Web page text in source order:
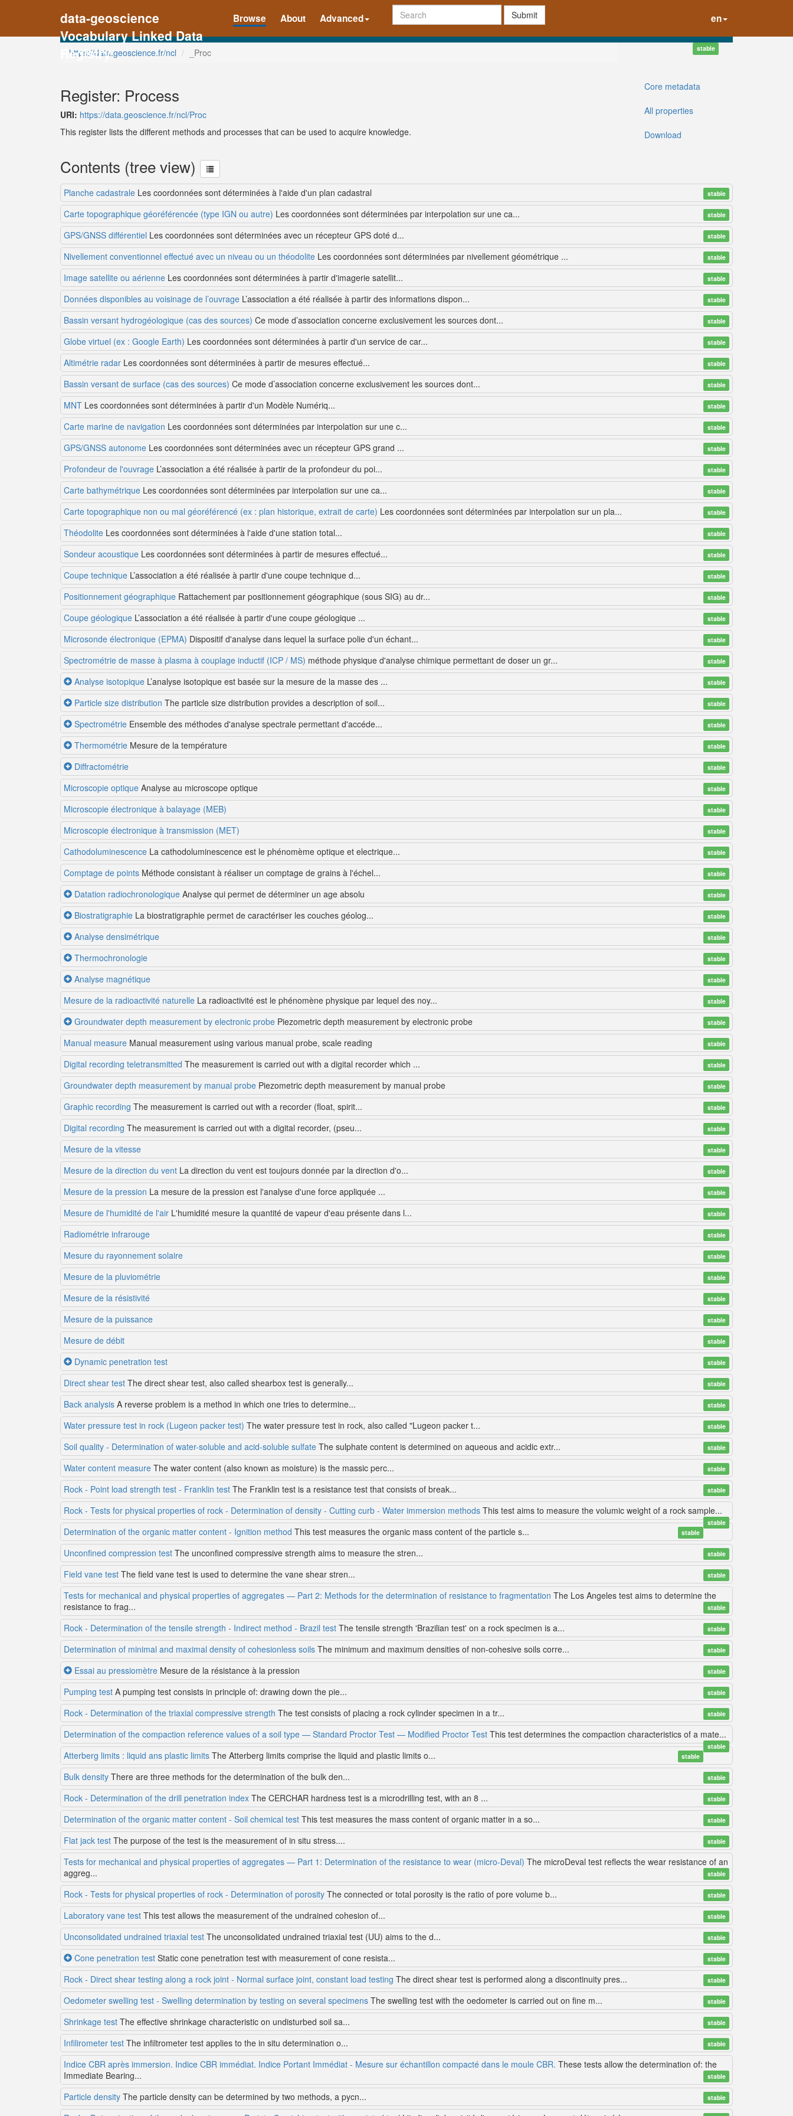
data-geoscience
Vocabulary Linked Data
Registry
Browse About Advanced Submit en
https://data.geoscience.fr/ncl _Proc stable
Register: Process
URI: https://data.geoscience.fr/ncl/Proc
This register lists the different methods and processes that can be used to acquire knowledge.
Core metadata
All properties
Download
Contents (tree view)
Planche cadastrale Les coordonnées sont déterminées à l'aide d'un plan cadastral stable
Carte topographique géoréférencée (type IGN ou autre) Les coordonnées sont déterminées par interpolation sur une ca... stable
GPS/GNSS différentiel Les coordonnées sont déterminées avec un récepteur GPS doté d... stable
Nivellement conventionnel effectué avec un niveau ou un théodolite Les coordonnées sont déterminées par nivellement géométrique ... stable
Image satellite ou aérienne Les coordonnées sont déterminées à partir d'imagerie satellit... stable
Données disponibles au voisinage de l’ouvrage L’association a été réalisée à partir des informations dispon... stable
Bassin versant hydrogéologique (cas des sources) Ce mode d’association concerne exclusivement les sources dont... stable
Globe virtuel (ex : Google Earth) Les coordonnées sont déterminées à partir d'un service de car... stable
Altimétrie radar Les coordonnées sont déterminées à partir de mesures effectué... stable
Bassin versant de surface (cas des sources) Ce mode d’association concerne exclusivement les sources dont... stable
MNT Les coordonnées sont déterminées à partir d'un Modèle Numériq... stable
Carte marine de navigation Les coordonnées sont déterminées par interpolation sur une c... stable
GPS/GNSS autonome Les coordonnées sont déterminées avec un récepteur GPS grand ... stable
Profondeur de l'ouvrage L’association a été réalisée à partir de la profondeur du poi... stable
Carte bathymétrique Les coordonnées sont déterminées par interpolation sur une ca... stable
Carte topographique non ou mal géoréférencé (ex : plan historique, extrait de carte) Les coordonnées sont déterminées par interpolation sur un pla... stable
Théodolite Les coordonnées sont déterminées à l'aide d'une station total... stable
Sondeur acoustique Les coordonnées sont déterminées à partir de mesures effectué... stable
Coupe technique L’association a été réalisée à partir d'une coupe technique d... stable
Positionnement géographique Rattachement par positionnement géographique (sous SIG) au dr... stable
Coupe géologique L’association a été réalisée à partir d'une coupe géologique ... stable
Microsonde électronique (EPMA) Dispositif d'analyse dans lequel la surface polie d'un échant... stable
Spectrométrie de masse à plasma à couplage inductif (ICP / MS) méthode physique d'analyse chimique permettant de doser un gr... stable
Analyse isotopique L’analyse isotopique est basée sur la mesure de la masse des ... stable
Particle size distribution The particle size distribution provides a description of soil... stable
Spectrométrie Ensemble des méthodes d'analyse spectrale permettant d'accéde... stable
Thermométrie Mesure de la température stable
Diffractométrie stable
Microscopie optique Analyse au microscope optique stable
Microscopie électronique à balayage (MEB) stable
Microscopie électronique à transmission (MET) stable
Cathodoluminescence La cathodoluminescence est le phénomème optique et electrique... stable
Comptage de points Méthode consistant à réaliser un comptage de grains à l'échel... stable
Datation radiochronologique Analyse qui permet de déterminer un age absolu stable
Biostratigraphie La biostratigraphie permet de caractériser les couches géolog... stable
Analyse densimétrique stable
Thermochronologie stable
Analyse magnétique stable
Mesure de la radioactivité naturelle La radioactivité est le phénomène physique par lequel des noy... stable
Groundwater depth measurement by electronic probe Piezometric depth measurement by electronic probe stable
Manual measure Manual measurement using various manual probe, scale reading stable
Digital recording teletransmitted The measurement is carried out with a digital recorder which ... stable
Groundwater depth measurement by manual probe Piezometric depth measurement by manual probe stable
Graphic recording The measurement is carried out with a recorder (float, spirit... stable
Digital recording The measurement is carried out with a digital recorder, (pseu... stable
Mesure de la vitesse stable
Mesure de la direction du vent La direction du vent est toujours donnée par la direction d'o... stable
Mesure de la pression La mesure de la pression est l'analyse d'une force appliquée ... stable
Mesure de l'humidité de l'air L'humidité mesure la quantité de vapeur d'eau présente dans l... stable
Radiométrie infrarouge stable
Mesure du rayonnement solaire stable
Mesure de la pluviométrie stable
Mesure de la résistivité stable
Mesure de la puissance stable
Mesure de débit stable
Dynamic penetration test stable
Direct shear test The direct shear test, also called shearbox test is generally... stable
Back analysis A reverse problem is a method in which one tries to determine... stable
Water pressure test in rock (Lugeon packer test) The water pressure test in rock, also called "Lugeon packer t... stable
Soil quality - Determination of water-soluble and acid-soluble sulfate The sulphate content is determined on aqueous and acidic extr... stable
Water content measure The water content (also known as moisture) is the massic perc... stable
Rock - Point load strength test - Franklin test The Franklin test is a resistance test that consists of break... stable
Rock - Tests for physical properties of rock - Determination of density - Cutting curb - Water immersion methods This test aims to measure the volumic weight of a rock sample...
stable
Determination of the organic matter content - Ignition method This test measures the organic mass content of the particle s... stable
Unconfined compression test The unconfined compressive strength aims to measure the stren... stable
Field vane test The field vane test is used to determine the vane shear stren... stable
Tests for mechanical and physical properties of aggregates — Part 2: Methods for the determination of resistance to fragmentation The Los Angeles test aims to determine the
resistance to frag...
stable
Rock - Determination of the tensile strength - Indirect method - Brazil test The tensile strength 'Brazilian test' on a rock specimen is a... stable
Determination of minimal and maximal density of cohesionless soils The minimum and maximum densities of non-cohesive soils corre... stable
Essai au pressiomètre Mesure de la résistance à la pression stable
Pumping test A pumping test consists in principle of: drawing down the pie... stable
Rock - Determination of the triaxial compressive strength The test consists of placing a rock cylinder specimen in a tr... stable
Determination of the compaction reference values of a soil type — Standard Proctor Test — Modified Proctor Test This test determines the compaction characteristics of a mate...
stable
Atterberg limits : liquid ans plastic limits The Atterberg limits comprise the liquid and plastic limits o... stable
Bulk density There are three methods for the determination of the bulk den... stable
Rock - Determination of the drill penetration index The CERCHAR hardness test is a microdrilling test, with an 8 ... stable
Determination of the organic matter content - Soil chemical test This test measures the mass content of organic matter in a so... stable
Flat jack test The purpose of the test is the measurement of in situ stress.... stable
Tests for mechanical and physical properties of aggregates — Part 1: Determination of the resistance to wear (micro-Deval) The microDeval test reflects the wear resistance of an
aggreg...
stable
Rock - Tests for physical properties of rock - Determination of porosity The connected or total porosity is the ratio of pore volume b... stable
Laboratory vane test This test allows the measurement of the undrained cohesion of... stable
Unconsolidated undrained triaxial test The unconsolidated undrained triaxial test (UU) aims to the d... stable
Cone penetration test Static cone penetration test with measurement of cone resista... stable
Rock - Direct shear testing along a rock joint - Normal surface joint, constant load testing The direct shear test is performed along a discontinuity pres... stable
Oedometer swelling test - Swelling determination by testing on several specimens The swelling test with the oedometer is carried out on fine m... stable
Shrinkage test The effective shrinkage characteristic on undisturbed soil sa... stable
Infilirometer test The infiltrometer test applies to the in situ determination o... stable
Indice CBR après immersion. Indice CBR immédiat. Indice Portant Immédiat - Mesure sur échantillon compacté dans le moule CBR. These tests allow the determination of: the
Immediate Bearing...
stable
Particle density The particle density can be determined by two methods, a pycn... stable